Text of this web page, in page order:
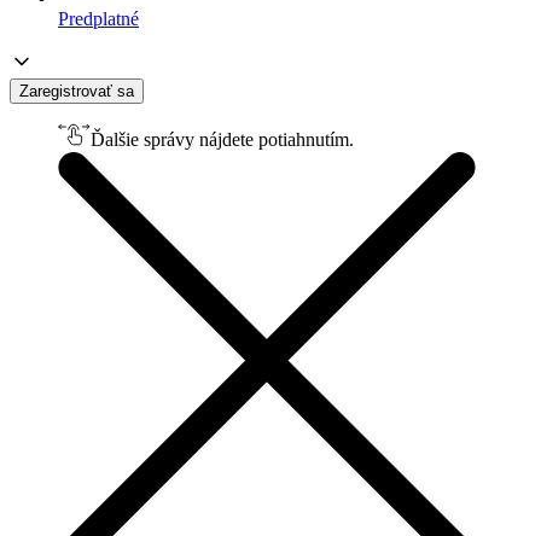
Predplatné
Zaregistrovať sa
Ďalšie správy nájdete potiahnutím.